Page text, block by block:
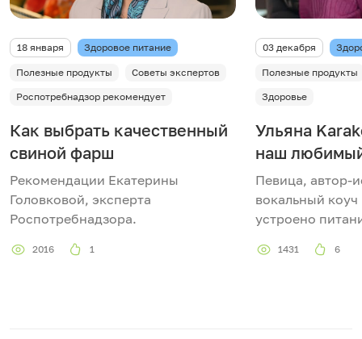
18 января Здоровое питание
Полезные продукты
Советы экспертов
Роспотребнадзор рекомендует
Как выбрать качественный
свиной фарш
Рекомендации Екатерины
Головковой, эксперта
Роспотребнадзора.
2016 1
03 декабря
Полезные продукты
Здоровье
Ульяна
наш
Певица, автор-
вокальный коуч
устроено
1431 6